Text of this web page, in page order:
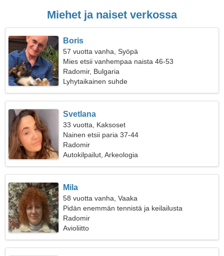
Miehet ja naiset verkossa
Boris
57 vuotta vanha, Syöpä
Mies etsii vanhempaa naista 46-53
Radomir, Bulgaria
Lyhytaikainen suhde
Svetlana
33 vuotta, Kaksoset
Nainen etsii paria 37-44
Radomir
Autokilpailut, Arkeologia
Mila
58 vuotta vanha, Vaaka
Pidän enemmän tennistä ja keilailusta
Radomir
Avioliitto